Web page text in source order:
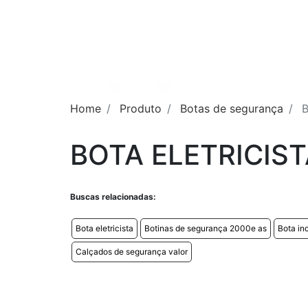
Home Produto Botas de segurança
BOTA
Buscas relacionadas:
Bota eletricista Botinas de segurança 2000e as Bota
Calçados de segurança valor